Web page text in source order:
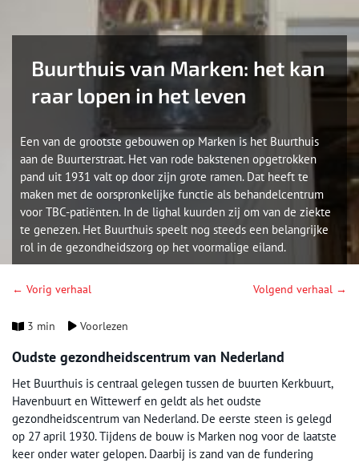
Buurthuis van Marken: het kan
raar lopen in het leven
Een van de grootste gebouwen op Marken is het Buurthuis
aan de Buurterstraat. Het van rode bakstenen opgetrokken
pand uit 1931 valt op door zijn grote ramen. Dat heeft te
maken met de oorspronkelijke functie als behandelcentrum
voor TBC-patiënten. In de lighal kuurden zij om van de ziekte
te genezen. Het Buurthuis speelt nog steeds een belangrijke
rol in de gezondheidszorg op het voormalige eiland.
← Vorig verhaal Volgend verhaal →
3 min Voorlezen
Oudste gezondheidscentrum van Nederland
Het Buurthuis is centraal gelegen tussen de buurten Kerkbuurt,
Havenbuurt en Wittewerf en geldt als het oudste
gezondheidscentrum van Nederland. De eerste steen is gelegd
op 27 april 1930. Tijdens de bouw is Marken nog voor de laatste
keer onder water gelopen. Daarbij is zand van de fundering